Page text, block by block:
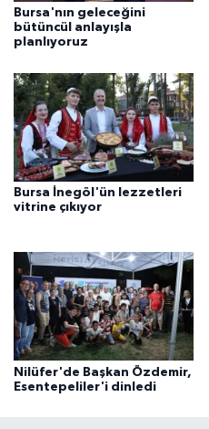
Bursa'nın geleceğini
bütüncül anlayışla
planlıyoruz
Bursa İnegöl'ün lezzetleri
vitrine çıkıyor
Nilüfer'de Başkan Özdemir,
Esentepeliler'i dinledi